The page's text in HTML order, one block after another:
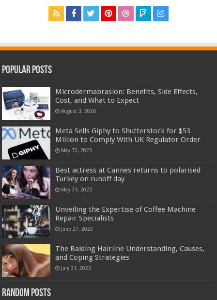
Popular Posts
Microdermabrasion: Benefits, Side Effects,
Cost, and What to Expect
August 3, 2026
Meta Sells Giphy to Shutterstock for $53
Million to Comply With UK Regulator Order
May 30, 2023
Best actress at Cannes returns to polarised
Turkey on runoff day
May 31, 2023
Unveiling the Expertise of Coffee Machine
Repair Specialists
June 27, 2023
The Balding Hairline Understanding, Causes,
and Coping Strategies
July 31, 2023
Random Posts